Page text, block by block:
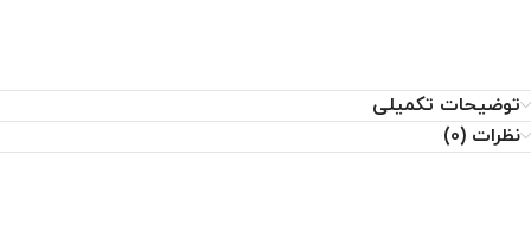
توضیحات تکمیلی
نظرات (0)